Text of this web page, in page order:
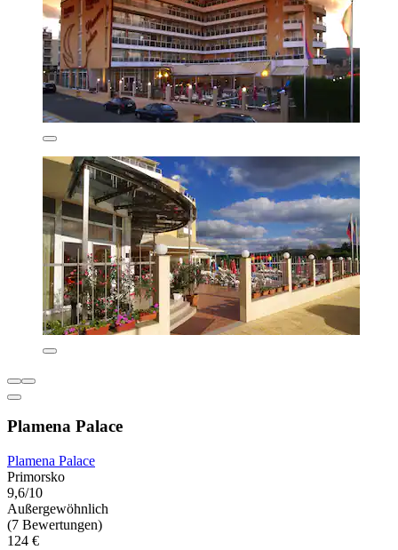
Plamena Palace
Plamena Palace
Primorsko
9,6/10
Außergewöhnlich
(7 Bewertungen)
124 €